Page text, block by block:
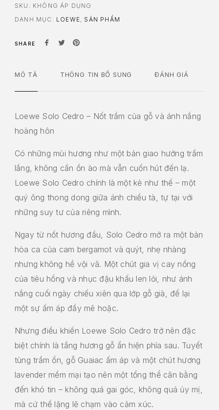
SKU: KHÔNG ÁP DỤNG
DANH MỤC: LOEWE SẢN PHẨM
SHARE
MÔ TẢ THÔNG TIN BỔ SUNG ĐÁNH GIÁ
Loewe Solo Cedro – Nốt trầm của gỗ và ánh nắng
hoàng hôn
Có những mùi hương như một bản giao hưởng trầm
lắng, không cần ồn ào mà vẫn cuốn hút đến lạ.
Loewe Solo Cedro chính là một kẻ như thế – một
quý ông thong dong giữa ánh chiều tà, tự tại với
những suy tư của riêng mình.
Ngay từ nốt hương đầu, Solo Cedro mở ra một bản
hòa ca của cam bergamot và quýt, nhẹ nhàng
nhưng không hề vội vã. Một chút gia vị cay nồng
của tiêu hồng và nhục đậu khấu len lỏi, như ánh
nắng cuối ngày chiếu xiên qua lớp gỗ già, để lại
một sự ấm áp đầy mê hoặc.
Nhưng điều khiến Loewe Solo Cedro trở nên đặc
biệt chính là tầng hương gỗ ẩn hiện phía sau. Tuyết
tùng trầm ổn, gỗ Guaiac ấm áp và một chút hương
lavender mềm mại tạo nên một tổng thể cân bằng
đến khó tin – không quá gai góc, không quá ủy mị,
mà cứ thế lặng lẽ chạm vào cảm xúc.